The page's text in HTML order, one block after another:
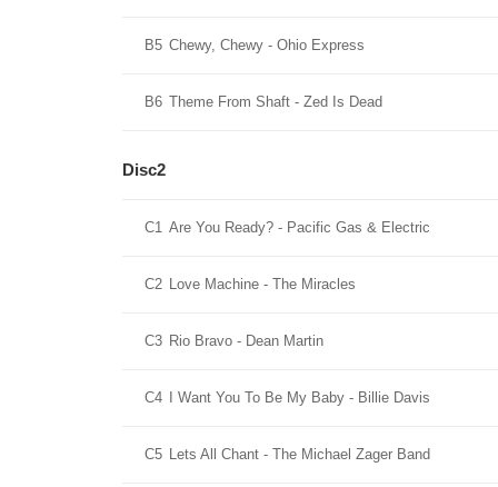
B5 Chewy, Chewy - Ohio Express
B6 Theme From Shaft - Zed Is Dead
Disc2
C1 Are You Ready? - Pacific Gas & Electric
C2 Love Machine - The Miracles
C3 Rio Bravo - Dean Martin
C4 I Want You To Be My Baby - Billie Davis
C5 Lets All Chant - The Michael Zager Band